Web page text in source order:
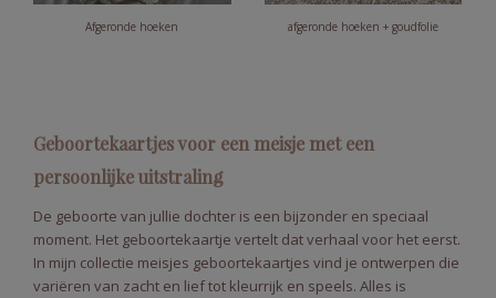
Afgeronde hoeken afgeronde hoeken + goudfolie
Geboortekaartjes voor een meisje met een
persoonlijke uitstraling
De geboorte van jullie dochter is een bijzonder en speciaal
moment. Het geboortekaartje vertelt dat verhaal voor het eerst.
In mijn collectie meisjes geboortekaartjes vind je ontwerpen die
variëren van zacht en lief tot kleurrijk en speels. Alles is